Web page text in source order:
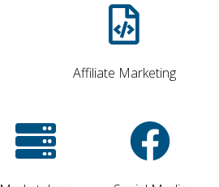
Affiliate Marketing